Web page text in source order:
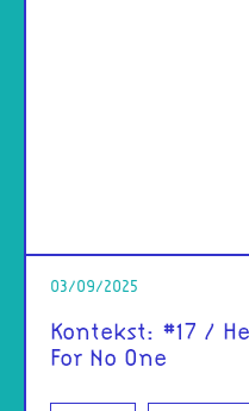
03/09/2025
Kontekst: #17 /
For No One